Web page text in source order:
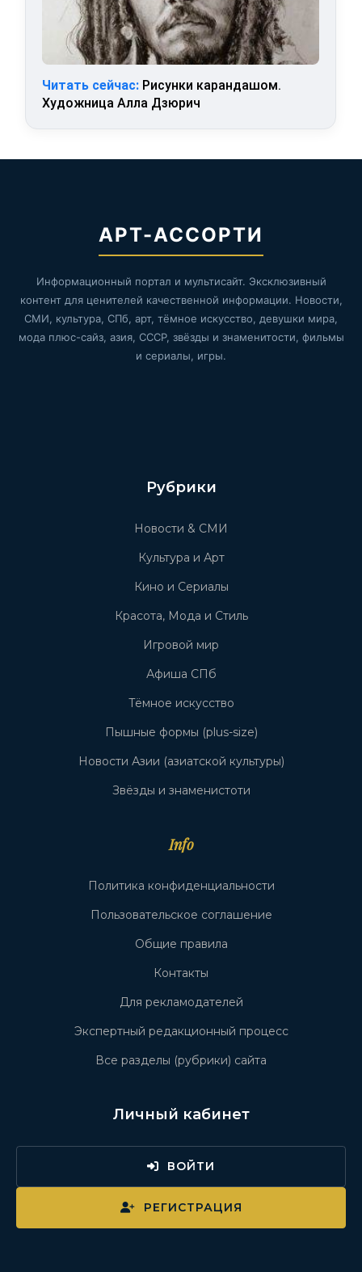
Читать сейчас: Рисунки карандашом.
Художница Алла Дзюрич
АРТ-АССОРТИ
Информационный портал и мультисайт. Эксклюзивный
контент для ценителей качественной информации. Новости,
СМИ, культура, СПб, арт, тёмное искусство, девушки мира,
мода плюс-сайз, азия, СССР, звёзды и знаменитости, фильмы
и сериалы, игры.
Рубрики
Новости & СМИ
Культура и Арт
Кино и Сериалы
Красота, Мода и Стиль
Игровой мир
Афиша СПб
Тёмное искусство
Пышные формы (plus-size)
Новости Азии (азиатской культуры)
Звёзды и знаменистоти
Info
Политика конфиденциальности
Пользовательское соглашение
Общие правила
Контакты
Для рекламодателей
Экспертный редакционный процесс
Все разделы (рубрики) сайта
Личный кабинет
ВОЙТИ
РЕГИСТРАЦИЯ